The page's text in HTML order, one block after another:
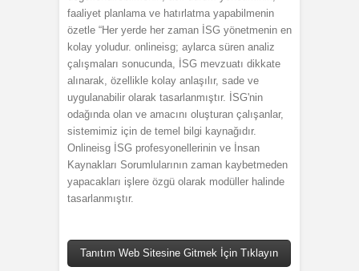
faaliyet planlama ve hatırlatma yapabilmenin
özetle “Her yerde her zaman İSG yönetmenin en
kolay yoludur. onlineisg; aylarca süren analiz
çalışmaları sonucunda, İSG mevzuatı dikkate
alınarak, özellikle kolay anlaşılır, sade ve
uygulanabilir olarak tasarlanmıştır. İSG'nin
odağında olan ve amacını oluşturan çalışanlar,
sistemimiz için de temel bilgi kaynağıdır.
Onlineisg İSG profesyonellerinin ve İnsan
Kaynakları Sorumlularının zaman kaybetmeden
yapacakları işlere özgü olarak modüller halinde
tasarlanmıştır.
Tanıtım Web Sitesine Gitmek İçin Tıklayın